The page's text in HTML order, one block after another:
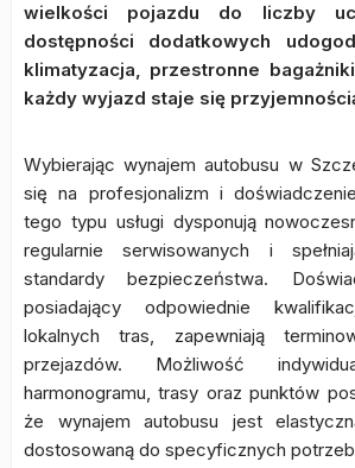
wielkości pojazdu do liczby
dostępności dodatkowych
klimatyzacja, przestronne
każdy wyjazd staje się
Wybierając wynajem autobusu w
się na profesjonalizm i
tego typu usługi dysponują
regularnie serwisowanych i
standardy bezpieczeństwa.
posiadający odpowiednie
lokalnych tras, zapewniają
przejazdów. Możliwość
harmonogramu, trasy oraz punktów
że wynajem autobusu jest
dostosowaną do specyficznych